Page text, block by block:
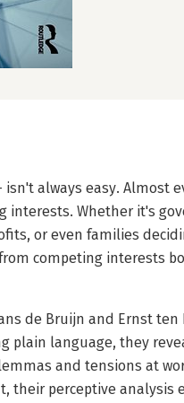
always easy. Almost
interests. Whether it's
or even families
competing interests
de Bruijn and Ernst ten
plain language, they
and tensions at
their perceptive analysis